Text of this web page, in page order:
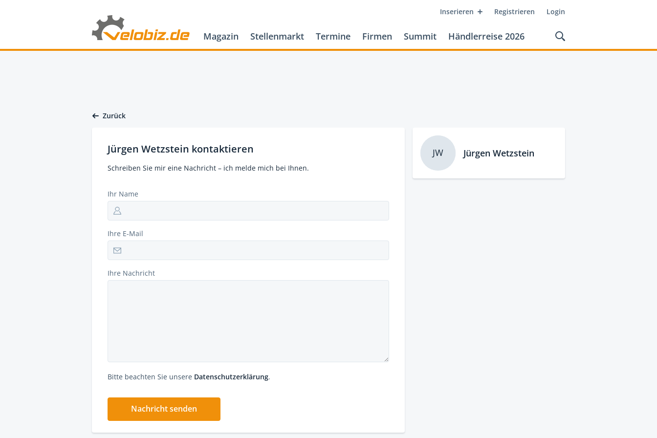
Inserieren Registrieren Login
Magazin Stellenmarkt Termine Firmen Summit Händlerreise 2026
Zurück
Jürgen Wetzstein kontaktieren
Schreiben Sie mir eine Nachricht – ich melde mich bei Ihnen.
Ihr Name
Ihre E-Mail
Ihre Nachricht
Bitte beachten Sie unsere Datenschutzerklärung.
Nachricht senden
JW Jürgen Wetzstein